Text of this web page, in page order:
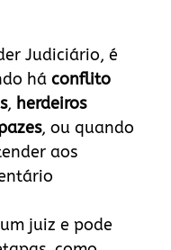
Judiciário, é
há conflito
, herdeiros
, ou quando
aos
juiz e pode